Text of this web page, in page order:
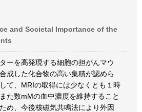
and Societal Importance of the
ーを高発現する細胞の担がんマウ
成した化合物の高い集積が認めら
て、MRIの取得には少なくとも１時
た数mMの血中濃度を維持すること
め、今後核磁気共鳴法により外因